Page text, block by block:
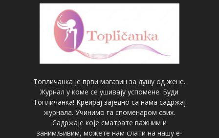
Топличанка је први магазин за душу од жене.
Журнал у коме се ушивају успомене. Буди
Топличанка! Креирај заједно са нама садржај
журнала. Учинимо га споменаром свих.
Садржаје које сматрате важним и
занимљивим, можете нам слати на нашу е-